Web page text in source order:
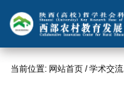
当前位置: 网站首页 /学术交流